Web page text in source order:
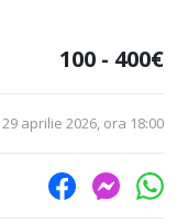
100 - 400€
29 aprilie 2026, ora 18:00